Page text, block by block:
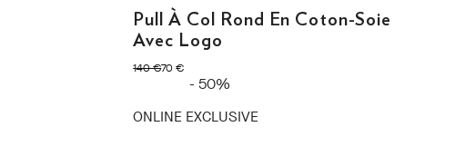
Pull À Col Rond En Coton-Soie
Avec Logo
140 €
original price 140 €
70 €
current price 70 €
- 50%
ONLINE EXCLUSIVE